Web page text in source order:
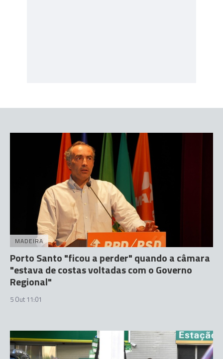
MADEIRA
Porto Santo "ficou a perder" quando a câmara
"estava de costas voltadas com o Governo
Regional"
5 Out 11:01